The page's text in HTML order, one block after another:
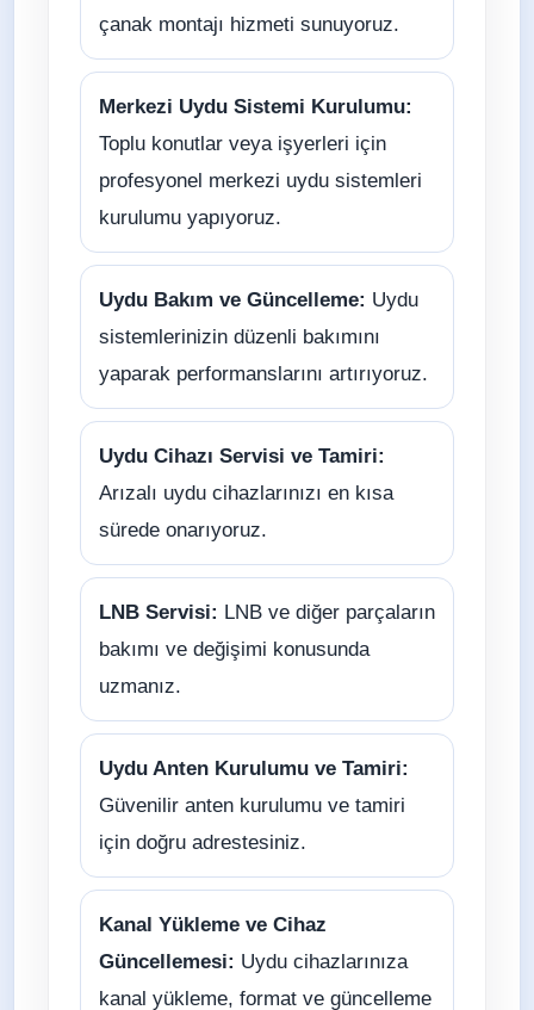
çanak montajı hizmeti sunuyoruz.
Merkezi Uydu Sistemi Kurulumu:
Toplu konutlar veya işyerleri için
profesyonel merkezi uydu sistemleri
kurulumu yapıyoruz.
Uydu Bakım ve Güncelleme: Uydu
sistemlerinizin düzenli bakımını
yaparak performanslarını artırıyoruz.
Uydu Cihazı Servisi ve Tamiri:
Arızalı uydu cihazlarınızı en kısa
sürede onarıyoruz.
LNB Servisi: LNB ve diğer parçaların
bakımı ve değişimi konusunda
uzmanız.
Uydu Anten Kurulumu ve Tamiri:
Güvenilir anten kurulumu ve tamiri
için doğru adrestesiniz.
Kanal Yükleme ve Cihaz
Güncellemesi: Uydu cihazlarınıza
kanal yükleme, format ve güncelleme